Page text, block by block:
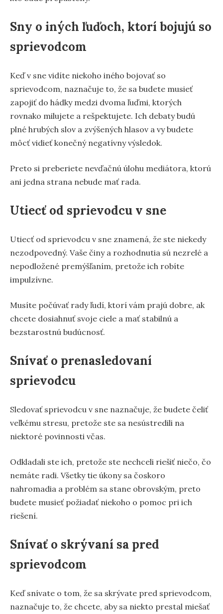
Sny o iných ľuďoch, ktorí bojujú so
sprievodcom
Keď v sne vidíte niekoho iného bojovať so
sprievodcom, naznačuje to, že sa budete musieť
zapojiť do hádky medzi dvoma ľuďmi, ktorých
rovnako milujete a rešpektujete. Ich debaty budú
plné hrubých slov a zvýšených hlasov a vy budete
môcť vidieť konečný negatívny výsledok.
Preto si preberiete nevďačnú úlohu mediátora, ktorú
ani jedna strana nebude mať rada.
Utiecť od sprievodcu v sne
Utiecť od sprievodcu v sne znamená, že ste niekedy
nezodpovedný. Vaše činy a rozhodnutia sú nezrelé a
nepodložené premýšľaním, pretože ich robíte
impulzívne.
Musíte počúvať rady ľudí, ktorí vám prajú dobre, ak
chcete dosiahnuť svoje ciele a mať stabilnú a
bezstarostnú budúcnosť.
Snívať o prenasledovaní
sprievodcu
Sledovať sprievodcu v sne naznačuje, že budete čeliť
veľkému stresu, pretože ste sa nesústredili na
niektoré povinnosti včas.
Odkladali ste ich, pretože ste nechceli riešiť niečo, čo
nemáte radi. Všetky tie úkony sa čoskoro
nahromadia a problém sa stane obrovským, preto
budete musieť požiadať niekoho o pomoc pri ich
riešení.
Snívať o skrývaní sa pred
sprievodcom
Keď snívate o tom, že sa skrývate pred sprievodcom,
naznačuje to, že chcete, aby sa niekto prestal miešať